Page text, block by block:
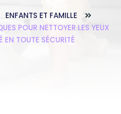
ENFANTS ET FAMILLE
POUR NETTOYER LES YEUX
EN TOUTE SÉCURITÉ